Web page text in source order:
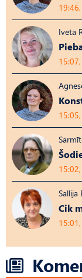
Iveta
Sallija
Cik